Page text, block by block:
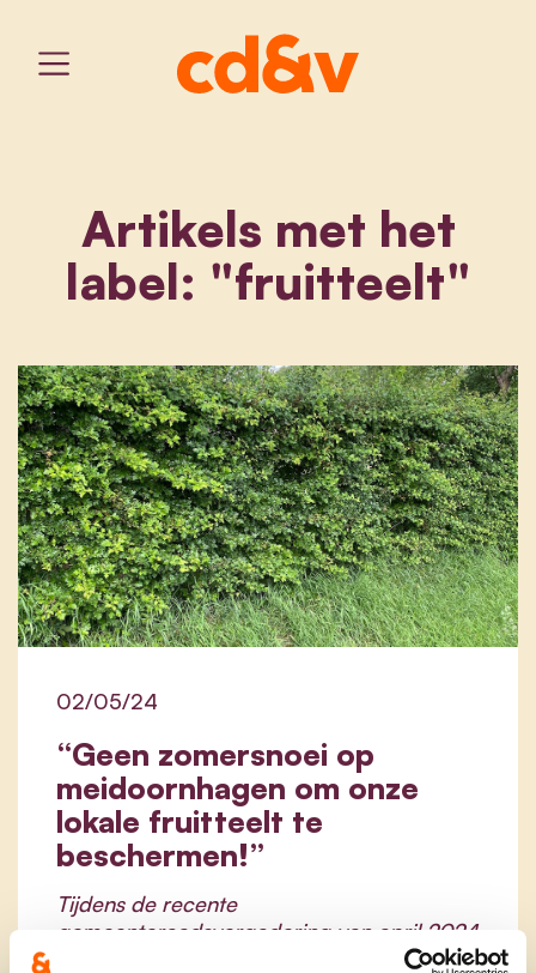
Artikels met het
label: "fruitteelt"
“Geen zomersnoei op
meidoornhagen om onze
lokale fruitteelt te
beschermen!”
02/05/24
Tijdens de recente
gemeenteraadsvergadering van april 2024
heeft het schepencollege een voorstel